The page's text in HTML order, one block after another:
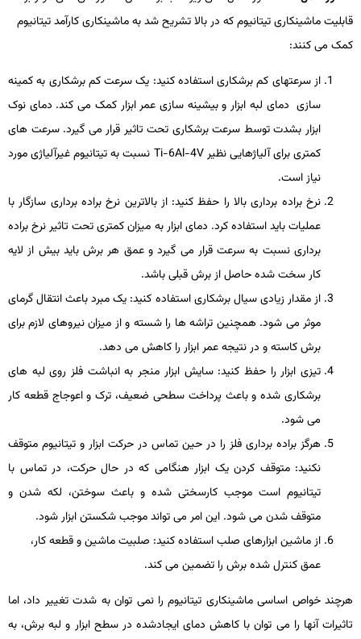
قابلیت ماشین­کاری تیتانیوم که در بالا تشریح شد به ماشین­کاری کارآمد تیتانیوم
کمک می­ کنند:
از سرعت­های کم برشکاری استفاده کنید: یک سرعت کم برشکاری به کمینه
سازی دمای لبه ابزار و بیشینه ­سازی عمر ابزار کمک می ­کند. دمای نوک
ابزار بشدت توسط سرعت برشکاری تحت تاثیر قرار می­ گیرد. سرعت­ های
کمتری برای آلیاژهایی نظیرTi-6Al-4V نسبت به تیتانیوم غیرآلیاژی مورد
نیاز است.
نرخ براده برداری بالا را حفظ کنید: از بالاترین نرخ براده برداری سازگار با
عملیات باید استفاده کرد. دمای ابزار به میزان کمتری تحت تاثیر نرخ براده
برداری نسبت به سرعت قرار می­ گیرد و عمق هر برش باید بیش از لایه
کار سخت­ شده حاصل از برش قبلی باشد.
از مقدار زیادی سیال برشکاری استفاده کنید: یک مبرد باعث انتقال گرمای
موثر می­ شود. هم­چنین تراشه­ ها را شسته و از میزان نیروهای لازم برای
برش کاسته و در نتیجه عمر ابزار را کاهش می­ دهد.
تیزی ابزار را حفظ کنید: سایش ابزار منجر به انباشت فلز روی لبه­ های
برشکاری شده و باعث پرداخت سطحی ضعیف، ترک و اعوجاج قطعه­ کار
می­ شود.
هرگز براده برداری فلز را در حین تماس در حرکت ابزار و تیتانیوم متوقف
نکنید: متوقف کردن یک ابزار هنگامی که در حال حرکت، در تماس با
تیتانیوم است موجب کارسختی شده و باعث سوختن، لکه شدن و
متوقف شدن می­ شود. این امر می ­تواند موجب شکستن ابزار شود.
از ماشین­ ابزارهای صلب استفاده کنید: صلبیت ماشین و قطعه­ کار،
عمق کنترل­ شده برش را تضمین­ می­ کند.
هرچند خواص اساسی ماشین­کاری تیتانیوم را نمی­ توان به شدت تغییر داد، اما
تاثیرات آنها را می­ توان با کاهش دمای ایجادشده در سطح ابزار و لبه برش، به